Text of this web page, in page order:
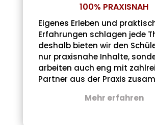
100% PRAXISNAH
Eigenes Erleben und
Erfahrungen schlagen jede
deshalb bieten wir den
nur praxisnahe Inhalte,
arbeiten auch eng mit
Partner aus der Praxis
Mehr erfahren